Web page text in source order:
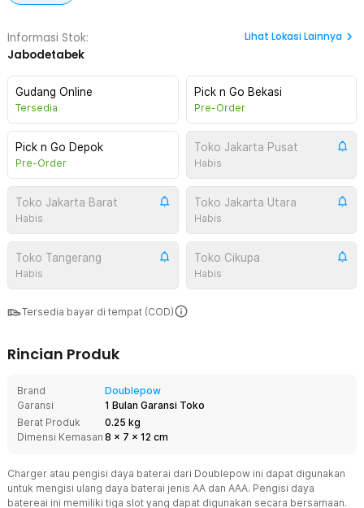
Informasi Stok:
Jabodetabek
Lihat Lokasi Lainnya
Gudang Online
Tersedia
Pick n Go Bekasi
Pre-Order
Pick n Go Depok
Pre-Order
Toko Jakarta Pusat
Habis
Toko Jakarta Barat
Habis
Toko Jakarta Utara
Habis
Toko Tangerang
Habis
Toko Cikupa
Habis
Tersedia bayar di tempat (COD)
Rincian Produk
Brand
Doublepow
Garansi
1 Bulan Garansi Toko
Berat Produk
0.25 kg
Dimensi Kemasan 8 x 7 x 12 cm
Charger atau pengisi daya baterai dari Doublepow ini dapat digunakan
untuk mengisi ulang daya baterai jenis AA dan AAA. Pengisi daya
batereai ini memiliki tiga slot yang dapat digunakan secara bersamaan.